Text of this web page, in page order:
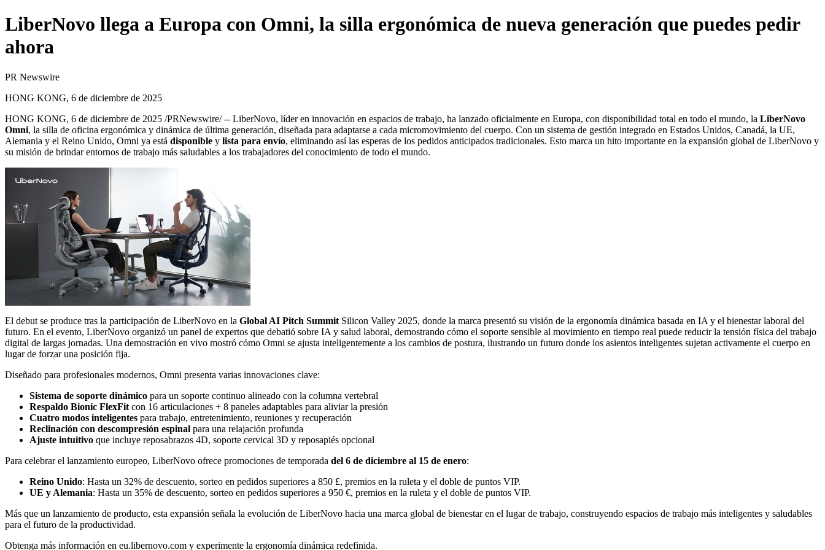
LiberNovo llega a Europa con Omni, la silla ergonómica de nueva generación que puedes pedir
ahora
PR Newswire
HONG KONG, 6 de diciembre de 2025
HONG KONG, 6 de diciembre de 2025 /PRNewswire/ -- LiberNovo, líder en innovación en espacios de trabajo, ha lanzado oficialmente en Europa, con disponibilidad total en todo el mundo, la LiberNovo
Omni, la silla de oficina ergonómica y dinámica de última generación, diseñada para adaptarse a cada micromovimiento del cuerpo. Con un sistema de gestión integrado en Estados Unidos, Canadá, la UE,
Alemania y el Reino Unido, Omni ya está disponible y lista para envío, eliminando así las esperas de los pedidos anticipados tradicionales. Esto marca un hito importante en la expansión global de LiberNovo y
su misión de brindar entornos de trabajo más saludables a los trabajadores del conocimiento de todo el mundo.
El debut se produce tras la participación de LiberNovo en la Global AI Pitch Summit Silicon Valley 2025, donde la marca presentó su visión de la ergonomía dinámica basada en IA y el bienestar laboral del
futuro. En el evento, LiberNovo organizó un panel de expertos que debatió sobre IA y salud laboral, demostrando cómo el soporte sensible al movimiento en tiempo real puede reducir la tensión física del trabajo
digital de largas jornadas. Una demostración en vivo mostró cómo Omni se ajusta inteligentemente a los cambios de postura, ilustrando un futuro donde los asientos inteligentes sujetan activamente el cuerpo en
lugar de forzar una posición fija.
Diseñado para profesionales modernos, Omni presenta varias innovaciones clave:
Sistema de soporte dinámico para un soporte continuo alineado con la columna vertebral
Respaldo Bionic FlexFit con 16 articulaciones + 8 paneles adaptables para aliviar la presión
Cuatro modos inteligentes para trabajo, entretenimiento, reuniones y recuperación
Reclinación con descompresión espinal para una relajación profunda
Ajuste intuitivo que incluye reposabrazos 4D, soporte cervical 3D y reposapiés opcional
Para celebrar el lanzamiento europeo, LiberNovo ofrece promociones de temporada del 6 de diciembre al 15 de enero:
Reino Unido: Hasta un 32% de descuento, sorteo en pedidos superiores a 850 £, premios en la ruleta y el doble de puntos VIP.
UE y Alemania: Hasta un 35% de descuento, sorteo en pedidos superiores a 950 €, premios en la ruleta y el doble de puntos VIP.
Más que un lanzamiento de producto, esta expansión señala la evolución de LiberNovo hacia una marca global de bienestar en el lugar de trabajo, construyendo espacios de trabajo más inteligentes y saludables
para el futuro de la productividad.
Obtenga más información en eu.libernovo.com y experimente la ergonomía dinámica redefinida.